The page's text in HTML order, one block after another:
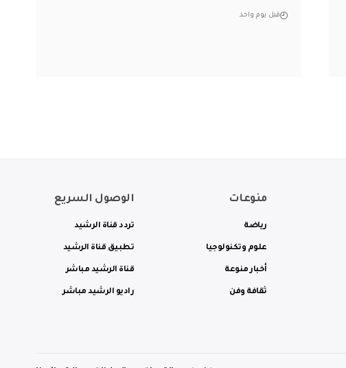
قبل يوم واحد
منوعات
رياضة
علوم وتكنولوجيا
أخبار منوعة
ثقافة وفن
الوصول السريع
تردد قناة الرشيد
تطبيق قناة الرشيد
قناة الرشيد مباشر
راديو الرشيد مباشر